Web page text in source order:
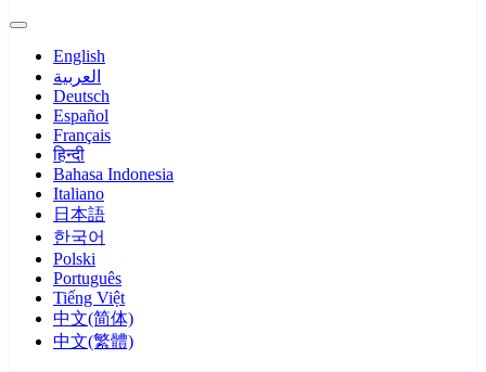
English
العربية
Deutsch
Español
Français
हिन्दी
Bahasa Indonesia
Italiano
日本語
한국어
Polski
Português
Tiếng Việt
中文(简体)
中文(繁體)